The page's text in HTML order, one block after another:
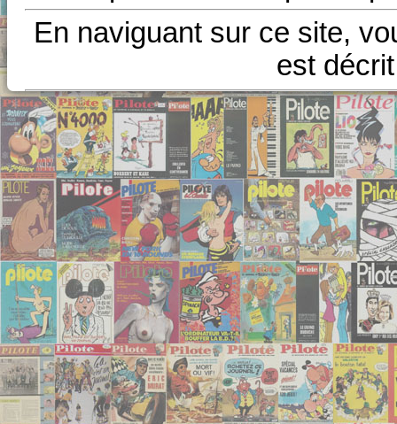
En naviguant sur ce site,
est